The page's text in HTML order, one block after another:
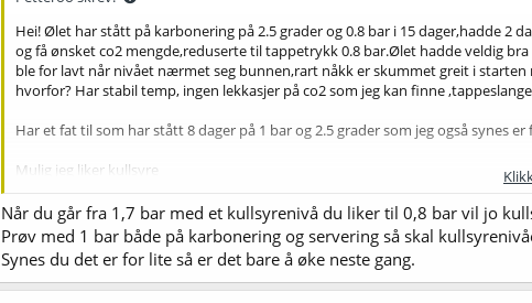
Hei! Ølet har stått på karbonering på 2.5 grader og 0.8 bar i 15 dager,hadde 2
og få ønsket co2 mengde,reduserte til tappetrykk 0.8 bar.Ølet hadde veldig
ble for lavt når nivået nærmet seg bunnen,rart nåkk er skummet greit i
hvorfor? Har stabil temp, ingen lekkasjer på co2 som jeg kan finne
Har et fat til som har stått 8 dager på 1 bar og 2.5 grader som jeg også
Mulig jeg liker kullsyre
Petter
Når du går fra 1,7 bar med et kullsyrenivå du liker til 0,8 bar vil jo
Prøv med 1 bar både på karbonering og servering så skal
Synes du det er for lite så er det bare å øke neste gang.